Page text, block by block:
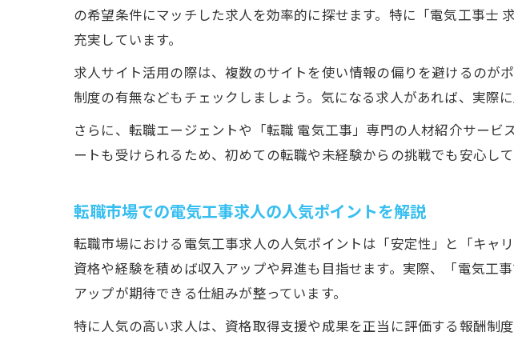
電気工事求人の正
求人比較で見抜く電気
電気工事求人比較
求人票から読み解
電気工事求人の将
電気工事求人で長
の希望条件にマッチした求人を効率的に探せます。特に「電気工事士
充実しています。
求人サイト活用の際は、複数のサイトを使い情報の偏りを避けるのが
制度の有無などもチェックしましょう。気になる求人があれば、実際
さらに、転職エージェントや「転職 電気工事」専門の人材紹介サー
ートも受けられるため、初めての転職や未経験からの挑戦でも安心して
転職市場での電気工事求人の人気ポイントを解説
転職市場における電気工事求人の人気ポイントは「安定性」と「キャ
資格や経験を積めば収入アップや昇進も目指せます。実際、「電気工
アップが期待できる仕組みが整っています。
特に人気の高い求人は、資格取得支援や成果を正当に評価する報酬制